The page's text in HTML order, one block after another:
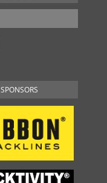
SPONSORS